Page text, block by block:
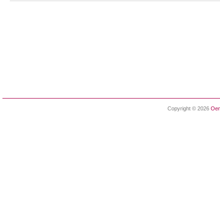
Copyright © 2026